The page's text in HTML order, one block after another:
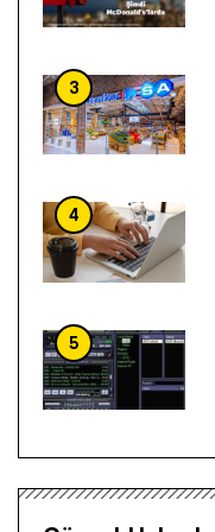
3
4
5